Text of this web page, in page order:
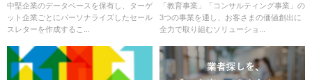
中堅企業のデータベースを保有し、ターゲ
ット企業ごとにパーソナライズしたセール
スレターを作成するこ...
「教育事業」「コンサルティング事業」の
3つの事業を通し、お客さまの価値創出に
全力で取り組むソリューショ...